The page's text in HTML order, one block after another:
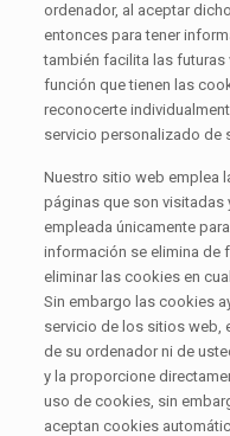
ordenador, al aceptar
entonces para tener
también facilita las futuras
función que tienen las
reconocerte
servicio personalizado de
Nuestro sitio web emplea
páginas que son visitadas
empleada únicamente
información se elimina de
eliminar las cookies en
Sin embargo las cookies
servicio de los sitios web,
de su ordenador ni de
y la proporcione
uso de cookies, sin
aceptan cookies